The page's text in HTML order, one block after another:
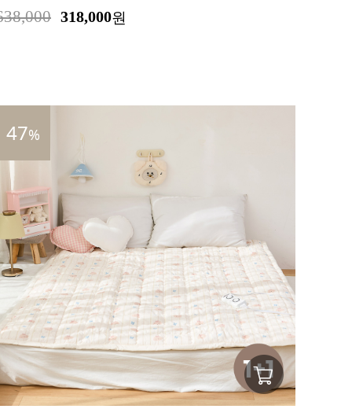
318,000원
47%